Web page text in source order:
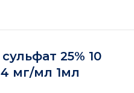
25% 10
мг/мл 1мл